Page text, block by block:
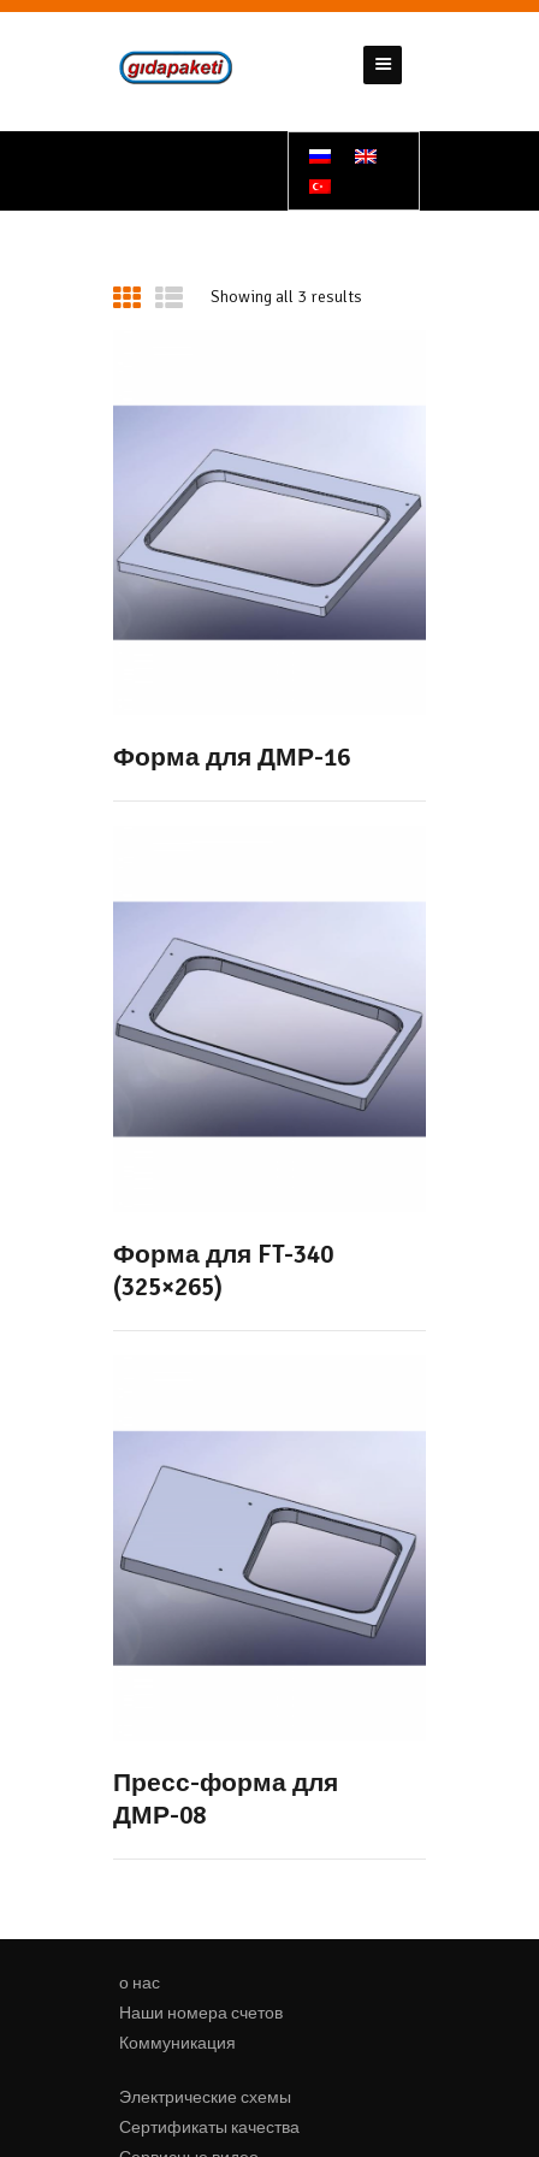
GIDAPAKETI
ДОМАШНЯЯ СТРАНИЦА
О НАС
КОММУНИКАЦИЯ
НАШИ НОМЕРА СЧЕТОВ
Showing all 3 results
Форма для ДМР-16
Форма для FT-340
(325×265)
Пресс-форма для
ДМР-08
о нас
Наши номера счетов
Коммуникация
Электрические схемы
Сертификаты качества